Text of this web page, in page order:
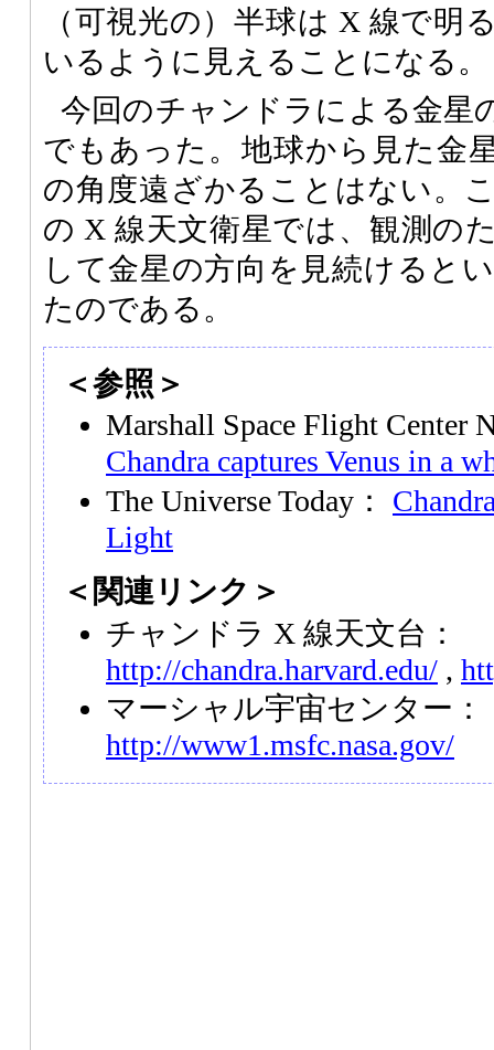
（可視光の）半球は X 線で明
いるように見えることになる。
今回のチャンドラによる金星
でもあった。地球から見た金
の角度遠ざかることはない。
の X 線天文衛星では、観測の
して金星の方向を見続けると
たのである。
＜参照＞
Marshall Space Flight Center
Chandra captures Venus in a
The Universe Today：
Light
＜関連リンク＞
チャンドラ X 線天文台：
http://chandra.harvard.edu/ ,
マーシャル宇宙センター：
http://www1.msfc.nasa.gov/